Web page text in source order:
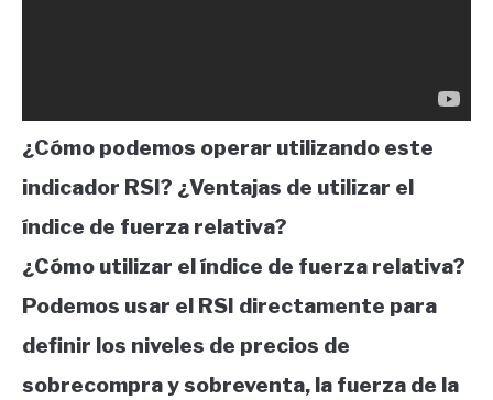
¿Cómo podemos operar utilizando este
indicador RSI? ¿Ventajas de utilizar el
índice de fuerza relativa?
¿Cómo utilizar el índice de fuerza relativa?
Podemos usar el RSI directamente para
definir los niveles de precios de
sobrecompra y sobreventa, la fuerza de la